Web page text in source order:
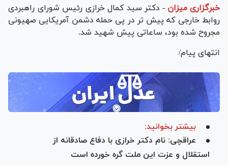
خبرگزاری میزان - دکتر سید کمال خرازی رئیس شورای راهبردی
روابط خارجی که پیش تر در پی حمله دشمن آمریکایی صهیونی
مجروح شده بود، ساعاتی پیش شهید شد.
انتهای پیام/
بیشتر بخوانید:
عراقچی: نام دکتر خرازی با دفاع صادقانه از
استقلال و عزت این ملت گره خورده است